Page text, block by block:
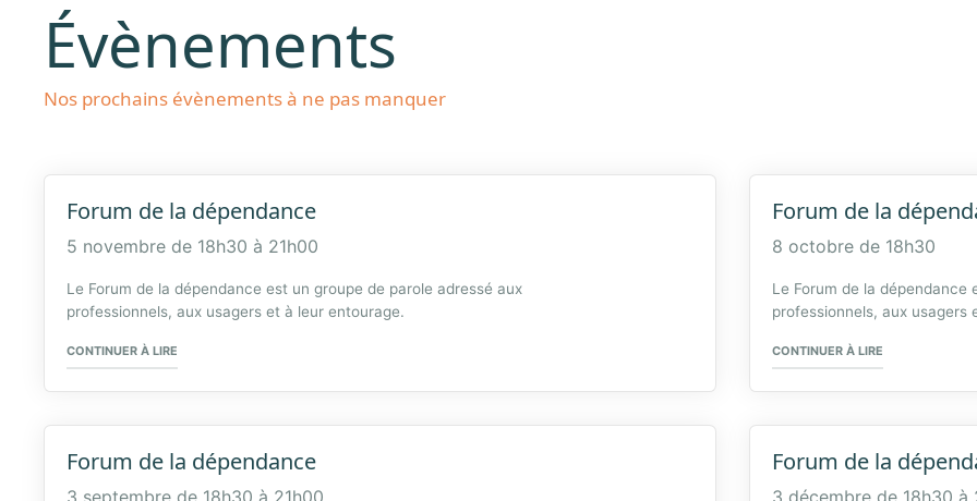
Évènements
Nos prochains évènements à ne pas manquer
Forum de la dépendance
5 novembre de 18h30 à 21h00
Le Forum de la dépendance est un groupe de parole adressé aux
professionnels, aux usagers et à leur entourage.
CONTINUER À LIRE
Forum de la
8 octobre de 18h30
Le Forum de la dépendance
professionnels, aux usagers
CONTINUER À LIRE
Forum de la dépendance Forum de la